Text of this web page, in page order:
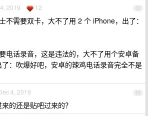
52
2019 12
不需要双卡，大不了用 2 个 iPhone，出了：
电话录音，这是违法的，大不了用个安卓备
：吹爆好吧，安卓的辣鸡电话录音完全不是
53
4, 2019
的还是贴吧过来的？